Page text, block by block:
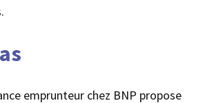
emprunteur chez BNP propose